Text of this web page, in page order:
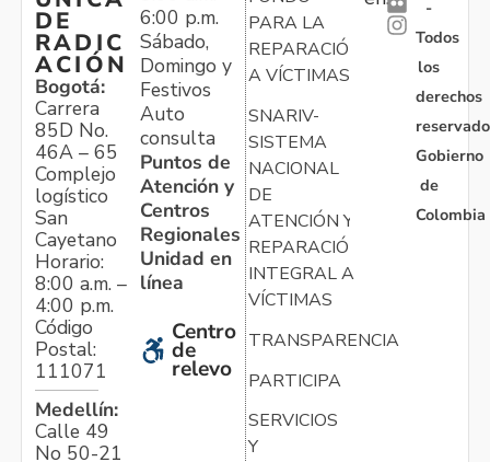
DE
RADIC
ACIÓN
Bogotá:
Carrera
85D No.
46A – 65
Complejo
logístico
San
Cayetano
Horario:
8:00 a.m. –
4:00 p.m.
Código
Postal:
111071
Medellín:
Calle 49
No 50-21
6:00 p.m.
Sábado,
Domingo y
Festivos
Auto
consulta
Puntos de
Atención y
Centros
Regionales
Unidad en
línea
Centro
de
relevo
PARA LA
REPARACIÓN
A VÍCTIMAS
SNARIV-
SISTEMA
NACIONAL
DE
ATENCIÓN Y
REPARACIÓN
INTEGRAL A
VÍCTIMAS
TRANSPARENCIA
PARTICIPA
SERVICIOS
Y
-
Todos
los
derechos
Gobierno
de
Colombia